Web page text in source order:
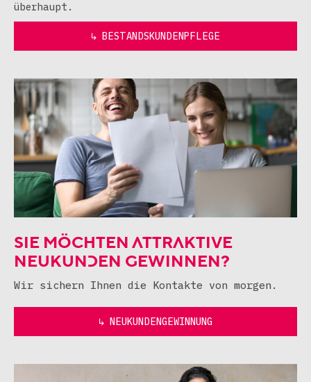
überhaupt.
↳ BESTANDSKUNDENPFLEGE
SIE MÖCHTEN ATTRAKTIVE
NEUKUNDEN GEWINNEN?
Wir sichern Ihnen die Kontakte von morgen.
↳ NEUKUNDENGEWINNUNG